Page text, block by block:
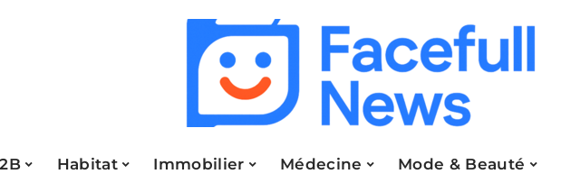
Habitat Immobilier Médecine Mode & Beauté